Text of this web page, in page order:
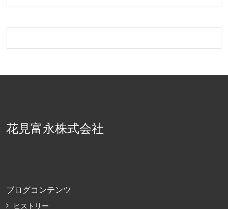
花見富永株式会社
ブログコンテンツ
ヒストリー